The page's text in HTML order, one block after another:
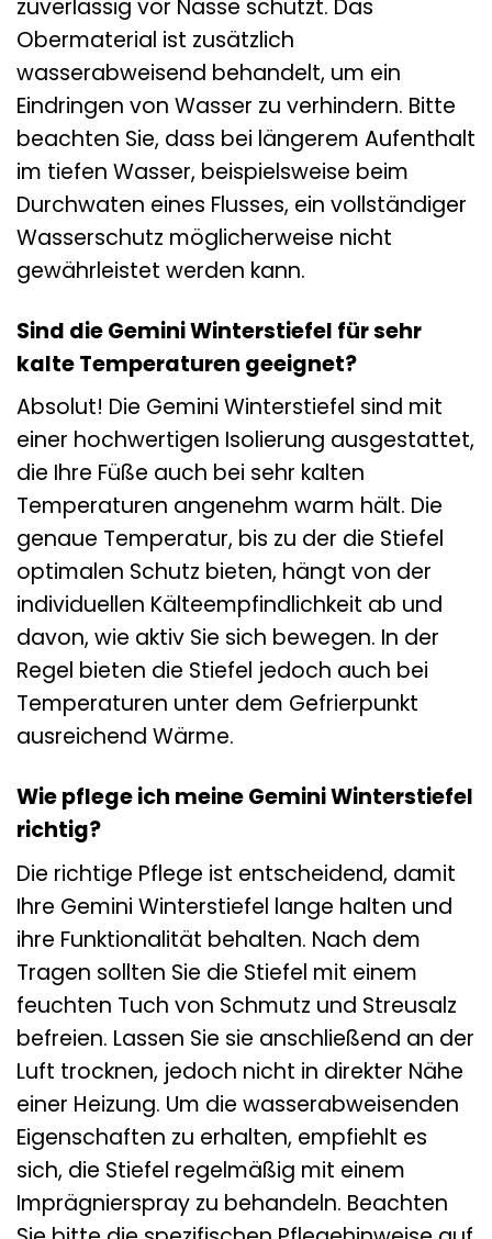
zuverlässig vor Nässe schützt. Das
Obermaterial ist zusätzlich
wasserabweisend behandelt, um ein
Eindringen von Wasser zu verhindern. Bitte
beachten Sie, dass bei längerem Aufenthalt
im tiefen Wasser, beispielsweise beim
Durchwaten eines Flusses, ein vollständiger
Wasserschutz möglicherweise nicht
gewährleistet werden kann.
Sind die Gemini Winterstiefel für sehr
kalte Temperaturen geeignet?
Absolut! Die Gemini Winterstiefel sind mit
einer hochwertigen Isolierung ausgestattet,
die Ihre Füße auch bei sehr kalten
Temperaturen angenehm warm hält. Die
genaue Temperatur, bis zu der die Stiefel
optimalen Schutz bieten, hängt von der
individuellen Kälteempfindlichkeit ab und
davon, wie aktiv Sie sich bewegen. In der
Regel bieten die Stiefel jedoch auch bei
Temperaturen unter dem Gefrierpunkt
ausreichend Wärme.
Wie pflege ich meine Gemini Winterstiefel
richtig?
Die richtige Pflege ist entscheidend, damit
Ihre Gemini Winterstiefel lange halten und
ihre Funktionalität behalten. Nach dem
Tragen sollten Sie die Stiefel mit einem
feuchten Tuch von Schmutz und Streusalz
befreien. Lassen Sie sie anschließend an der
Luft trocknen, jedoch nicht in direkter Nähe
einer Heizung. Um die wasserabweisenden
Eigenschaften zu erhalten, empfiehlt es
sich, die Stiefel regelmäßig mit einem
Imprägnierspray zu behandeln. Beachten